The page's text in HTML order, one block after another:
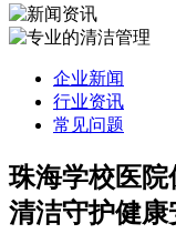
企业新闻
行业资讯
常见问题
珠海学校医
清洁守护健康